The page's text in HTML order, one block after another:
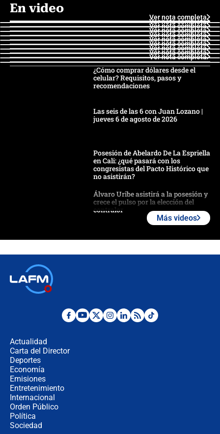
En video
Ver nota completa
Ver nota completa
Ver nota completa
Ver nota completa
Ver nota completa
Ver nota completa
Ver nota completa
Ver nota completa
Ver nota completa
Ver nota completa
¿Cómo comprar dólares desde el
celular? Requisitos, pasos y
recomendaciones
Las seis de las 6 con Juan Lozano |
jueves 6 de agosto de 2026
Posesión de Abelardo De La Espriella
en Cali: ¿qué pasará con los
congresistas del Pacto Histórico que
no asistirán?
Álvaro Uribe asistirá a la posesión y
crece el pulso por la elección del
contralor
Estratega de Abelardo de la Espriella
Más videos
Actualidad
Carta del Director
Deportes
Economía
Emisiones
Entretenimiento
Internacional
Orden Público
Política
Sociedad